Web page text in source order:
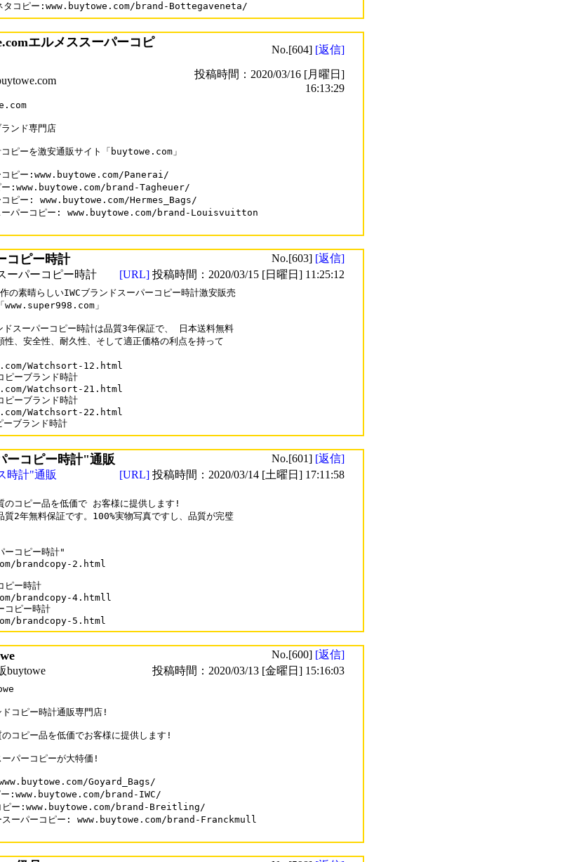
タコピー:www.buytowe.com/brand-Bottegaveneta/
エルメススーパーコピ
No.[604] [返信]
投稿時間：2020/03/16 [月曜日]
16:13:29
ンド専門店
ピーを激安通販サイト「buytowe.com」
コピー:www.buytowe.com/Panerai/
ー:www.buytowe.com/brand-Tagheuer/
コピー: www.buytowe.com/Hermes_Bags/
ーパーコピー: www.buytowe.com/brand-Louisvuitton
コピー時計 No.[603] [返信]
ーパーコピー時計
[URL] 投稿時間：2020/03/15 [日曜日] 11:25:12
の素晴らしいIWCブランドスーパーコピー時計激安販売
www.super998.com」
ドスーパーコピー時計は品質3年保証で、 日本送料無料
性、安全性、耐久性、そして適正価格の利点を持って
Watchsort-12.html
ピーブランド時計
Watchsort-21.html
ピーブランド時計
Watchsort-22.html
ーブランド時計
ーコピー時計"通販 No.[601] [返信]
時計"通販 [URL] 投稿時間：2020/03/14 [土曜日] 17:11:58
のコピー品を低価で お客様に提供します!
質2年無料保証です。100%実物写真ですし、品質が完璧
ーコピー時計"
brandcopy-2.html
ピー時計
brandcopy-4.htmll
コピー時計
No.[600] [返信]
buytowe
投稿時間：2020/03/13 [金曜日] 15:16:03
コピー時計通販専門店!
コピー品を低価でお客様に提供します!
パーコピーが大特価!
Goyard_Bags/
ー:www.buytowe.com/brand-IWC/
コピー:www.buytowe.com/brand-Breitling/
スーパーコピー: www.buytowe.com/brand-Franckmull